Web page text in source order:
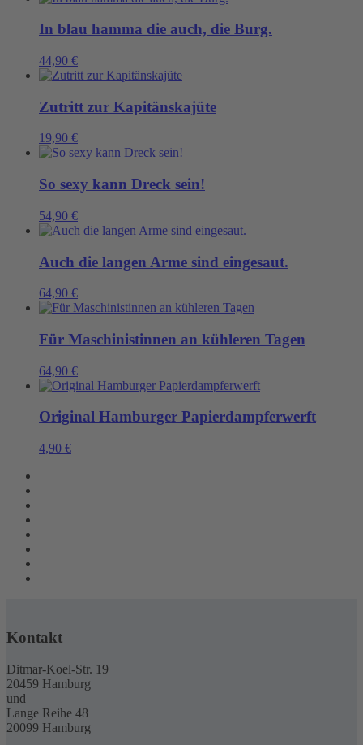
In blau hamma die auch, die Burg.
44,90 €
Zutritt zur Kapitänskajüte
19,90 €
So sexy kann Dreck sein!
54,90 €
Auch die langen Arme sind eingesaut.
64,90 €
Für Maschinistinnen an kühleren Tagen
64,90 €
Original Hamburger Papierdampferwerft
4,90 €
Kontakt
Ditmar-Koel-Str. 19
20459 Hamburg
und
Lange Reihe 48
20099 Hamburg